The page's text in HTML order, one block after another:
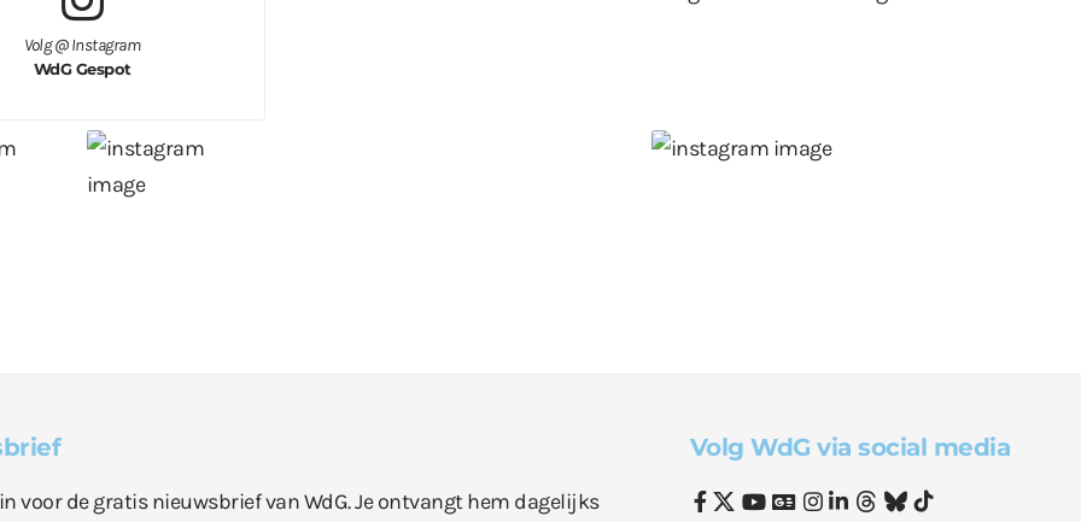
Volg @ Instagram
WdG Gespot
voor de gratis nieuwsbrief van WdG. Je ontvangt hem dagelijks
Volg WdG via social media